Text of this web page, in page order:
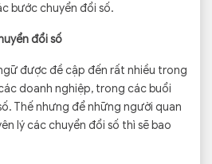
bước chuyển đổi số.
đổi số
được đề cập đến rất nhiều trong
doanh nghiệp, trong các buổi
Thế nhưng để những người quan
lý các chuyển đổi số thì sẽ bao